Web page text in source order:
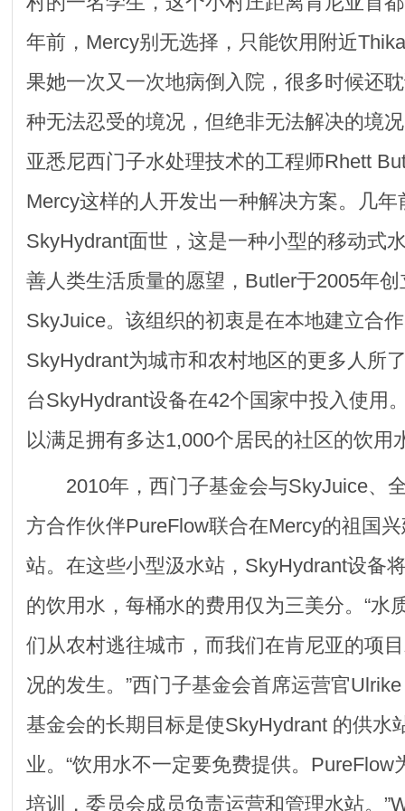
年前，Mercy别无选择，只能饮用附近
果她一次又一次地病倒入院，很多时候还
种无法忍受的境况，但绝非无法解决的境
亚悉尼西门子水处理技术的工程师Rhett
Mercy这样的人开发出一种解决方案。几
SkyHydrant面世，这是一种小型的移动式
善人类生活质量的愿望，Butler于2005年
SkyJuice。该组织的初衷是在本地建立合
SkyHydrant为城市和农村地区的更多人所
台SkyHydrant设备在42个国家中投入使用
以满足拥有多达1,000个居民的社区的饮用
2010年，西门子基金会与SkyJuice、
方合作伙伴PureFlow联合在Mercy的祖国
站。在这些小型汲水站，SkyHydrant设备
的饮用水，每桶水的费用仅为三美分。“水
们从农村逃往城市，而我们在肯尼亚的项
况的发生。”西门子基金会首席运营官
基金会的长期目标是使SkyHydrant 的供水
业。“饮用水不一定要免费提供。PureFlow
培训，委员会成员负责运营和管理水站。